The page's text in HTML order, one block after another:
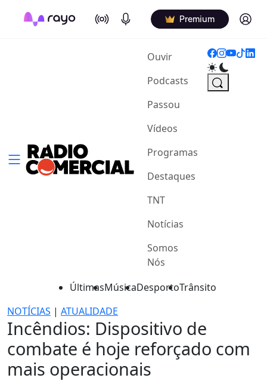
On Air Podcasts Premium Log in
Ouvir(current)
Podcasts
Passou
Vídeos
Programas
Destaques
TNT
Notícias
Somos
Nós
ÚltimasMúsicaDesportoTrânsito
NOTÍCIAS | ATUALIDADE
Incêndios: Dispositivo de
combate é hoje reforçado com
mais operacionais